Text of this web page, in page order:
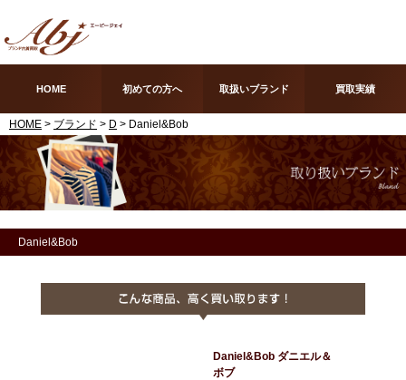
HOME 初めての方へ 取扱いブランド 買取実績
HOME > ブランド > D > Daniel&Bob
Daniel&Bob
Daniel&Bob ダニエル＆
ボブ